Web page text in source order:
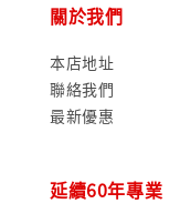
關於我們
本店地址
聯絡我們
最新優惠
延續60年專業